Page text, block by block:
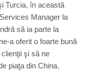
Turcia, în această
Manager la
să ia parte la
a oferit o foarte bună
şi să ne
piaţa din China.